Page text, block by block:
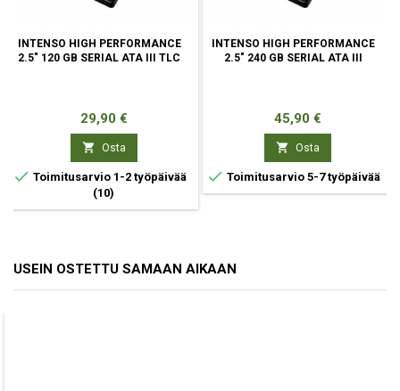
INTENSO HIGH PERFORMANCE
2.5" 120 GB SERIAL ATA III TLC
Hinta
29,90 €
 Osta
 Toimitusarvio 1-2 työpäivää
(10)
INTENSO HIGH PERFORMANCE
2.5" 240 GB SERIAL ATA III
Hinta
45,90 €
 Osta
 Toimitusarvio 5-7 työpäivää
USEIN OSTETTU SAMAAN AIKAAN